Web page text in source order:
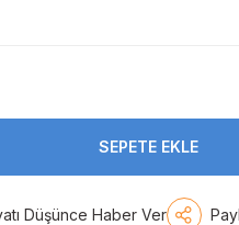
SEPETE EKLE
Düşünce Haber Ver